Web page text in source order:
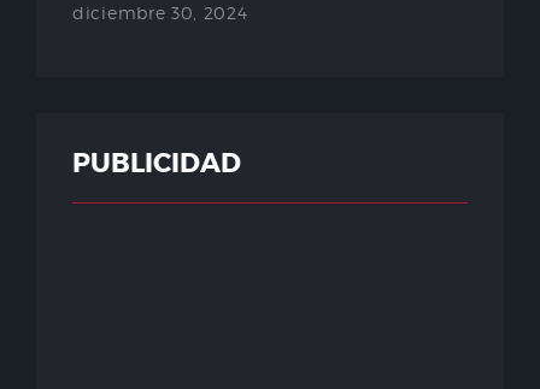
diciembre 30, 2024
PUBLICIDAD